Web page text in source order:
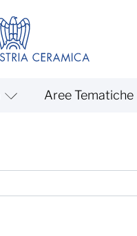
Aree Tematiche